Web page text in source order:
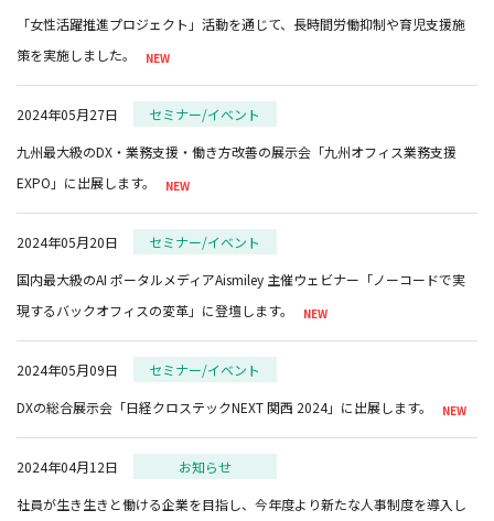
「女性活躍推進プロジェクト」活動を通じて、長時間労働抑制や育児支援施
策を実施しました。
2024年05月27日
セミナー/イベント
九州最大級のDX・業務支援・働き方改善の展示会「九州オフィス業務支援
EXPO」に出展します。
2024年05月20日
セミナー/イベント
国内最大級のAI ポータルメディアAismiley 主催ウェビナー「ノーコードで実
現するバックオフィスの変革」に登壇します。
2024年05月09日
セミナー/イベント
DXの総合展示会「日経クロステックNEXT 関西 2024」に出展します。
2024年04月12日
お知らせ
社員が生き生きと働ける企業を目指し、今年度より新たな人事制度を導入し